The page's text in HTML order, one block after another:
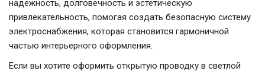
надёжность, долговечность и эстетическую
привлекательность, помогая создать безопасную систему
электроснабжения, которая становится гармоничной
частью интерьерного оформления.
Если вы хотите оформить открытую проводку в светлой